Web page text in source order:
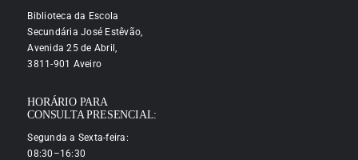
Biblioteca da Escola
Secundária José Estêvão,
Avenida 25 de Abril,
3811-901 Aveiro
HORÁRIO PARA
CONSULTA PRESENCIAL:
Segunda a Sexta-feira:
08:30–16:30